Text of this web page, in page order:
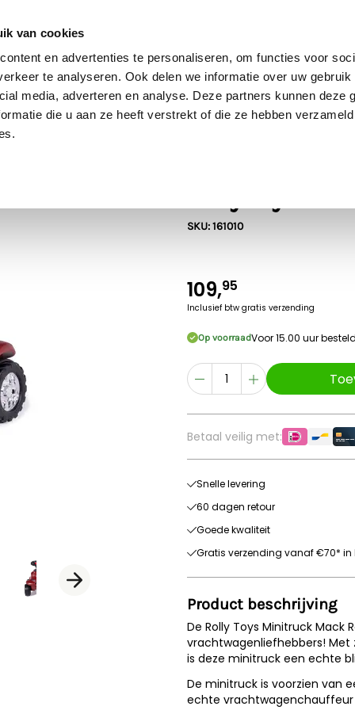
van cookies
en advertenties te personaliseren, om functies voor
te analyseren. Ook delen we informatie over uw
media, adverteren en analyse. Deze partners kunnen deze
die u aan ze heeft verstrekt of die ze hebben
SIKU Rolly Toys Britains Kids Globe
SKU: 161010
109,95
Inclusief btw gratis verzending
Op voorraadVoor 15.00 uur
Betaal veilig met:
Snelle levering
60 dagen retour
Goede kwaliteit
Gratis verzending vanaf €70* in
Product beschrijving
De Rolly Toys Minitruck
vrachtwagenliefhebbers! Met
is deze minitruck een echte
De minitruck is voorzien van
echte vrachtwagenchauffeur